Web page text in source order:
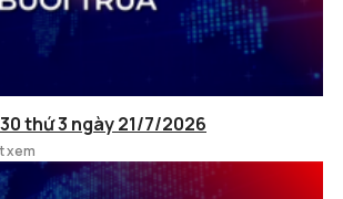
thứ 3 ngày 21/7/2026
xem